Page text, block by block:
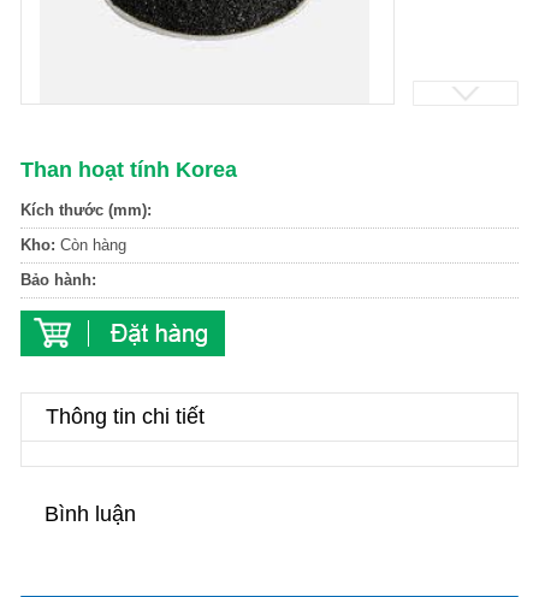
Than hoạt tính Korea
Kích thước (mm):
Kho: Còn hàng
Bảo hành:
Thông tin chi tiết
Bình luận